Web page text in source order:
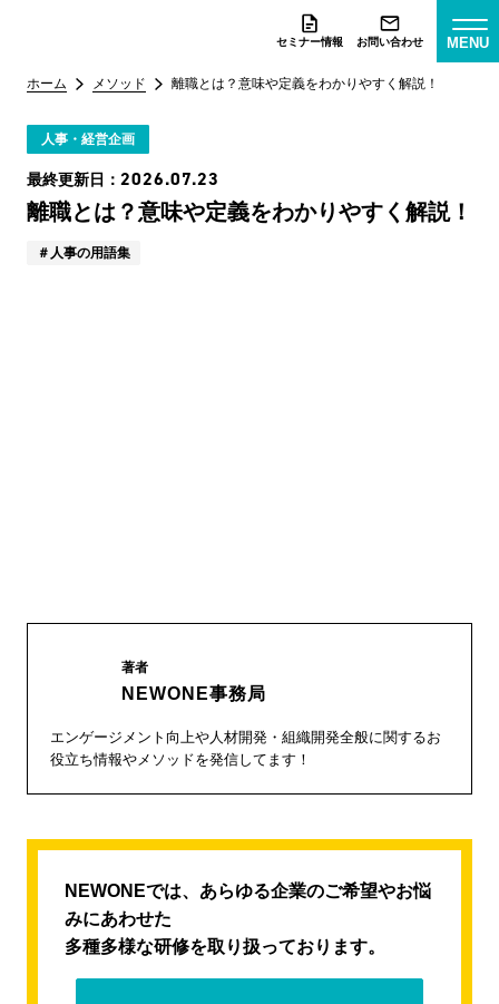
セミナー情報 お問い合わせ MENU
ホーム メソッド 離職とは？意味や定義をわかりやすく解説！
人事・経営企画
最終更新日： 2026.07.23
離職とは？意味や定義をわかりやすく解説！
人事の用語集
著者
NEWONE事務局
エンゲージメント向上や人材開発・組織開発全般に関するお
役立ち情報やメソッドを発信してます！
NEWONEでは、あらゆる企業のご希望やお悩
みにあわせた
多種多様な研修を取り扱っております。